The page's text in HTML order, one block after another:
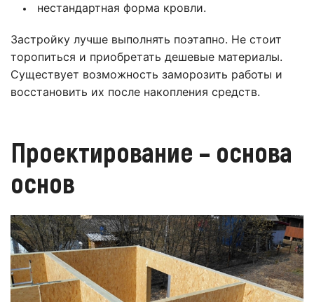
нестандартная форма кровли.
Застройку лучше выполнять поэтапно. Не стоит
торопиться и приобретать дешевые материалы.
Существует возможность заморозить работы и
восстановить их после накопления средств.
Проектирование – основа
основ